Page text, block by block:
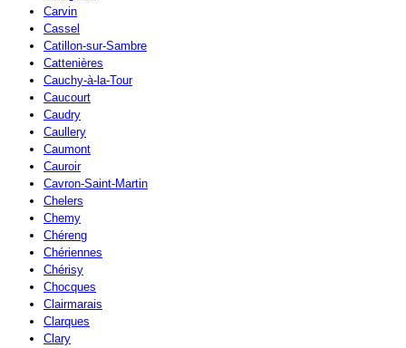
Carvin
Cassel
Catillon-sur-Sambre
Cattenières
Cauchy-à-la-Tour
Caucourt
Caudry
Caullery
Caumont
Cauroir
Cavron-Saint-Martin
Chelers
Chemy
Chéreng
Chériennes
Chérisy
Chocques
Clairmarais
Clarques
Clary